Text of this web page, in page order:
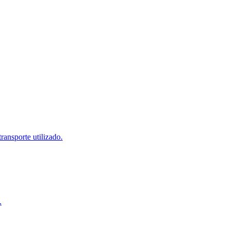
utilizado.